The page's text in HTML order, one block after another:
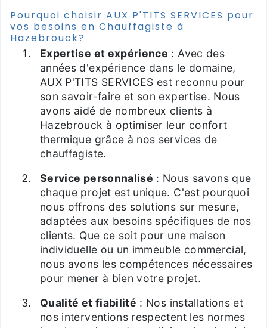
Pourquoi choisir AUX P'TITS SERVICES pour
vos besoins en Chauffagiste à
Hazebrouck?
Expertise et expérience : Avec des
années d'expérience dans le domaine,
AUX P'TITS SERVICES est reconnu pour
son savoir-faire et son expertise. Nous
avons aidé de nombreux clients à
Hazebrouck à optimiser leur confort
thermique grâce à nos services de
chauffagiste.
Service personnalisé : Nous savons que
chaque projet est unique. C'est pourquoi
nous offrons des solutions sur mesure,
adaptées aux besoins spécifiques de nos
clients. Que ce soit pour une maison
individuelle ou un immeuble commercial,
nous avons les compétences nécessaires
pour mener à bien votre projet.
Qualité et fiabilité : Nos installations et
nos interventions respectent les normes